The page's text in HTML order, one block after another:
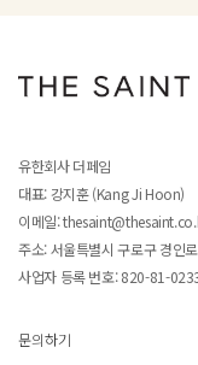
유한회사 더페임
대표: 강지훈 (Kang Ji Hoon)
이메일:
주소: 서울특별시 구로구 경인
사업자 등록 번호:820-81-
문의하기